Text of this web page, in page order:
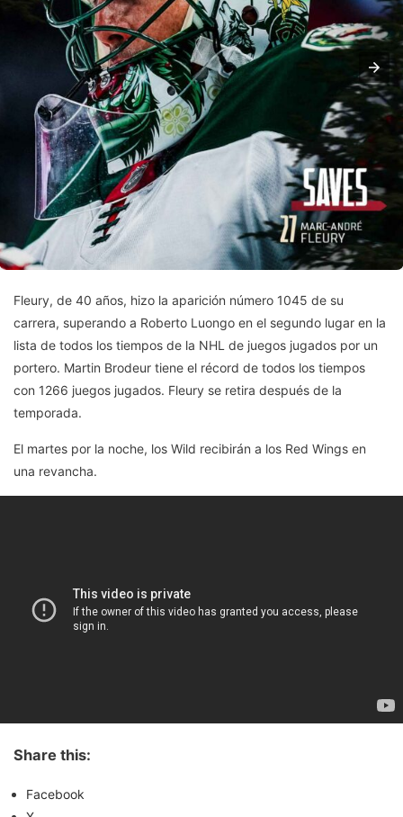
Fleury, de 40 años, hizo la aparición número 1045 de su
carrera, superando a Roberto Luongo en el segundo lugar en la
lista de todos los tiempos de la NHL de juegos jugados por un
portero. Martin Brodeur tiene el récord de todos los tiempos
con 1266 juegos jugados. Fleury se retira después de la
temporada.
El martes por la noche, los Wild recibirán a los Red Wings en
una revancha.
Share this:
Facebook